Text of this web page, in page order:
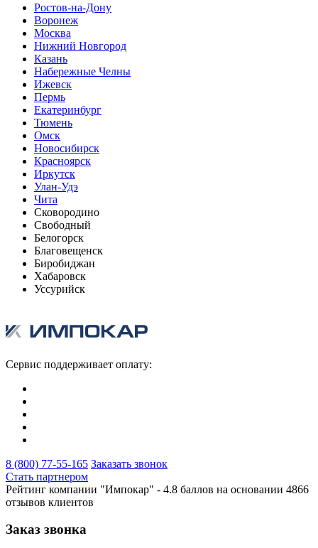
Ростов-на-Дону
Воронеж
Москва
Нижний Новгород
Казань
Набережные Челны
Ижевск
Пермь
Екатеринбург
Тюмень
Омск
Новосибирск
Красноярск
Иркутск
Улан-Удэ
Чита
Сковородино
Свободный
Белогорск
Благовещенск
Биробиджан
Хабаровск
Уссурийск
Сервис поддерживает оплату:
8 (800) 77-55-165 Заказать звонок
Стать партнером
Рейтинг компании "Импокар" - 4.8 баллов на основании 4866
отзывов клиентов
Заказ звонка